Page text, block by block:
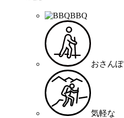
BBQ
おさんぽ
気軽な